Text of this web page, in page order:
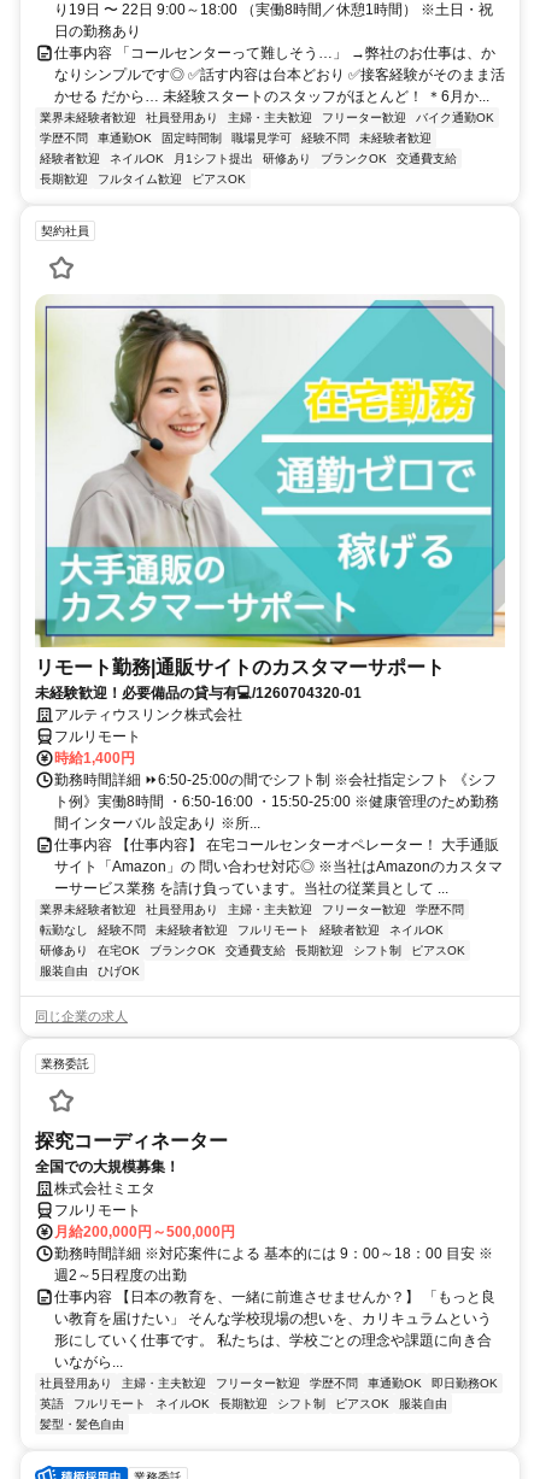
り19日 〜 22日 9:00～18:00 （実働8時間／休憩1時間） ※土日・祝
日の勤務あり
仕事内容 「コールセンターって難しそう…」 →弊社のお仕事は、か
なりシンプルです◎ ✅話す内容は台本どおり ✅接客経験がそのまま活
かせる だから… 未経験スタートのスタッフがほとんど！ ＊6月か...
業界未経験者歓迎 社員登用あり 主婦・主夫歓迎 フリーター歓迎
バイク通勤OK
学歴不問
車通勤OK 固定時間制 職場見学可 経験不問
未経験者歓迎
経験者歓迎
ネイルOK 月1シフト提出 研修あり ブランクOK
交通費支給
長期歓迎
フルタイム歓迎 ピアスOK
契約社員
リモート勤務|通販サイトのカスタマーサポート
未経験歓迎！必要備品の貸与有💻/1260704320-01
アルティウスリンク株式会社
フルリモート
時給1,400円
勤務時間詳細 ⏩6:50-25:00の間でシフト制 ※会社指定シフト 《シフ
ト例》実働8時間 ・6:50-16:00 ・15:50-25:00 ※健康管理のため勤務
間インターバル 設定あり ※所...
仕事内容 【仕事内容】 在宅コールセンターオペレーター！ 大手通販
サイト「Amazon」の 問い合わせ対応◎ ※当社はAmazonのカスタマ
ーサービス業務 を請け負っています。当社の従業員として ...
業界未経験者歓迎 社員登用あり 主婦・主夫歓迎 フリーター歓迎
学歴不問
転勤なし
経験不問 未経験者歓迎 フルリモート 経験者歓迎
ネイルOK
研修あり
在宅OK ブランクOK 交通費支給 長期歓迎 シフト制
ピアスOK
服装自由
ひげOK
同じ企業の求人
業務委託
探究コーディネーター
全国での大規模募集！
株式会社ミエタ
フルリモート
月給200,000円～500,000円
勤務時間詳細 ※対応案件による 基本的には 9：00～18：00 目安 ※
週2～5日程度の出勤
仕事内容 【日本の教育を、一緒に前進させませんか？】 「もっと良
い教育を届けたい」 そんな学校現場の想いを、カリキュラムという
形にしていく仕事です。 私たちは、学校ごとの理念や課題に向き合
いながら...
社員登用あり 主婦・主夫歓迎 フリーター歓迎 学歴不問 車通勤OK
即日勤務OK
英語
フルリモート ネイルOK 長期歓迎 シフト制 ピアスOK
服装自由
髪型・髪色自由